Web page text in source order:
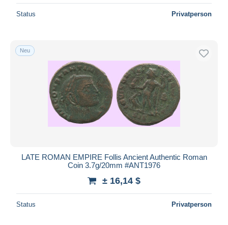
Status Privatperson
Neu
LATE ROMAN EMPIRE Follis Ancient Authentic Roman
Coin 3.7g/20mm #ANT1976
± 16,14 $
Status Privatperson